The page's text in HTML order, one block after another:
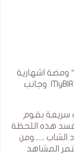
اطلق بنك تونس العربي الدولي “BIAT” ومضة اشهارية
مصورة جديدة حول تطبيقة الرقمية MyBIAT وجانب
سريعة بقوم
هذه اللحظة
الشاب ….ومن
المشاهد